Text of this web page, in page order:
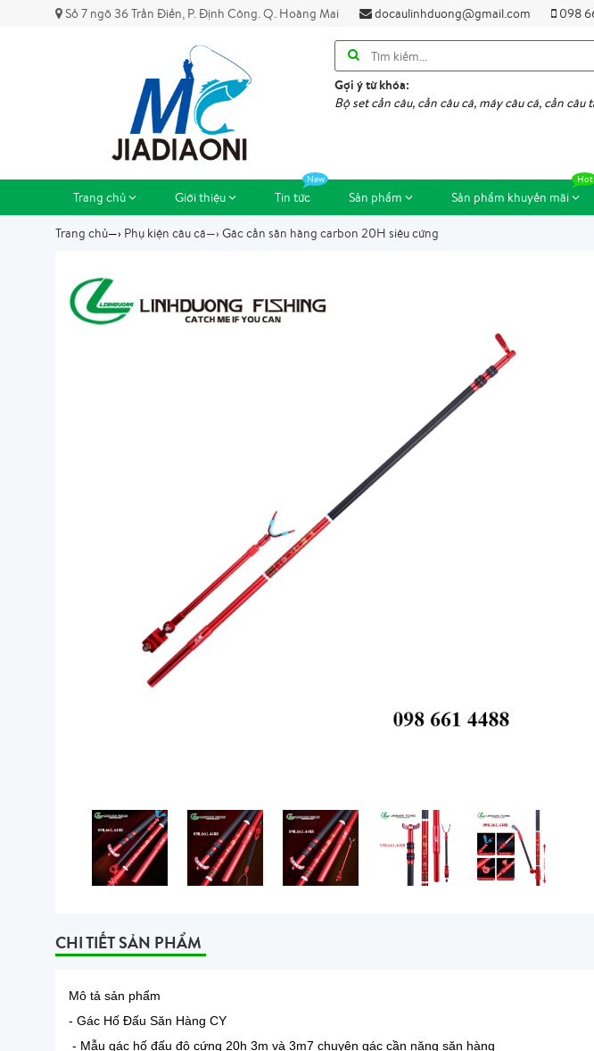
Số 7 ngõ 36 Trần Điền, P. Định Công. Q. Hoàng Mai docaulinhduong@gmail.com 098
Gợi ý từ khóa:
Bộ set cần câu, cần câu cá, máy câu cá, cần câu
Trang chủ Giới thiệu Tin tức Sản phẩm Sản phẩm khuyến mãi
Trang chủ—› Phụ kiện câu cá—› Gác cần săn hàng carbon 20H siêu cứng
CHI TIẾT SẢN PHẨM
Mô tả sản phẩm
- Gác Hố Đấu Săn Hàng CY
- Mẫu gác hố đấu độ cứng 20h 3m và 3m7 chuyên gác cần nặng săn hàng